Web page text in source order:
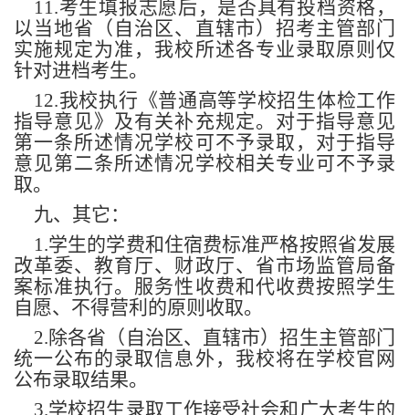
11.考生填报志愿后，是否具有投档资格，
以当地省（自治区、直辖市）招考主管部门
实施规定为准，我校所述各专业录取原则仅
针对进档考生。
12.我校执行《普通高等学校招生体检工作
指导意见》及有关补充规定。对于指导意见
第一条所述情况学校可不予录取，对于指导
意见第二条所述情况学校相关专业可不予录
取。
九、其它：
1.学生的学费和住宿费标准严格按照省发展
改革委、教育厅、财政厅、省市场监管局备
案标准执行。服务性收费和代收费按照学生
自愿、不得营利的原则收取。
2.除各省（自治区、直辖市）招生主管部门
统一公布的录取信息外，我校将在学校官网
公布录取结果。
3.学校招生录取工作接受社会和广大考生的